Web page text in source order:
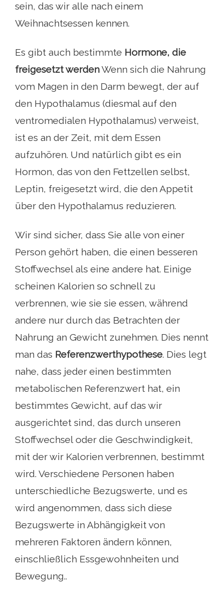
sein, das wir alle nach einem
Weihnachtsessen kennen.
Es gibt auch bestimmte Hormone, die
freigesetzt werdenWenn sich die Nahrung
vom Magen in den Darm bewegt, der auf
den Hypothalamus (diesmal auf den
ventromedialen Hypothalamus) verweist,
ist es an der Zeit, mit dem Essen
aufzuhören. Und natürlich gibt es ein
Hormon, das von den Fettzellen selbst,
Leptin, freigesetzt wird, die den Appetit
über den Hypothalamus reduzieren.
Wir sind sicher, dass Sie alle von einer
Person gehört haben, die einen besseren
Stoffwechsel als eine andere hat. Einige
scheinen Kalorien so schnell zu
verbrennen, wie sie sie essen, während
andere nur durch das Betrachten der
Nahrung an Gewicht zunehmen. Dies nennt
man das Referenzwerthypothese. Dies legt
nahe, dass jeder einen bestimmten
metabolischen Referenzwert hat, ein
bestimmtes Gewicht, auf das wir
ausgerichtet sind, das durch unseren
Stoffwechsel oder die Geschwindigkeit,
mit der wir Kalorien verbrennen, bestimmt
wird. Verschiedene Personen haben
unterschiedliche Bezugswerte, und es
wird angenommen, dass sich diese
Bezugswerte in Abhängigkeit von
mehreren Faktoren ändern können,
einschließlich Essgewohnheiten und
Bewegung..